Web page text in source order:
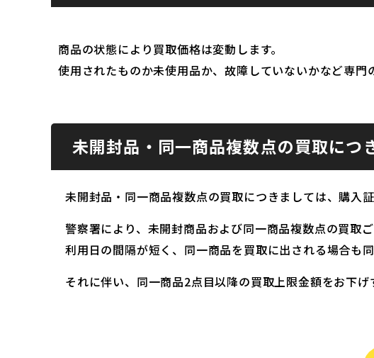
商品の状態により買取価格は変動します。
使用されたものか未使用品か、故障していないかなど専門
未開封品・同一商品複数点の買取につ
未開封品・同一商品複数点の買取につきましては、購入
警察署により、未開封商品および同一商品複数点の買取
利用日の間隔が短く、同一商品を買取に出される場合も同
それに伴い、同一商品2点目以降の買取上限金額をお下げ